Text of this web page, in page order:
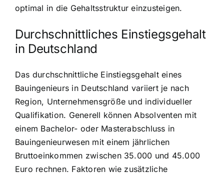
optimal in die Gehaltsstruktur einzusteigen.
Durchschnittliches Einstiegsgehalt
in Deutschland
Das durchschnittliche Einstiegsgehalt eines
Bauingenieurs in Deutschland variiert je nach
Region, Unternehmensgröße und individueller
Qualifikation. Generell können Absolventen mit
einem Bachelor- oder Masterabschluss in
Bauingenieurwesen mit einem jährlichen
Bruttoeinkommen zwischen 35.000 und 45.000
Euro rechnen. Faktoren wie zusätzliche